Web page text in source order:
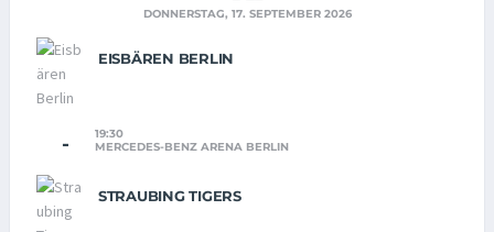
DONNERSTAG, 17. SEPTEMBER 2026
EISBÄREN BERLIN
-
19:30
MERCEDES-BENZ ARENA BERLIN
STRAUBING TIGERS